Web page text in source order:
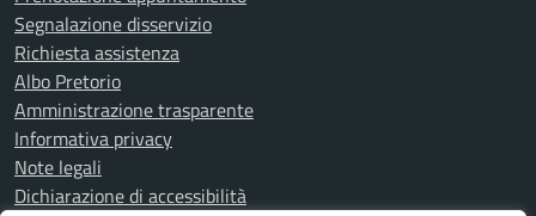
Segnalazione disservizio
Richiesta assistenza
Albo Pretorio
Amministrazione trasparente
Informativa privacy
Note legali
Dichiarazione di accessibilità